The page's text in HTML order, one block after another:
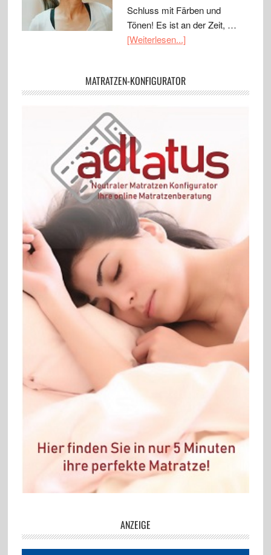
Schluss mit Färben und
Tönen! Es ist an der Zeit, …
[Weiterlesen...]
MATRATZEN-KONFIGURATOR
ANZEIGE